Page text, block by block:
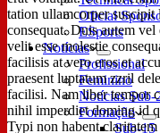
Oficial
ESports
Notícias
Profissional
Feminino
Notícias Sub-
Formação
Sub-15
tation ullamcorper
consequat. Duis autem
velit esse molestie
facilisis at vero eros et
praesent luptatum zzril
facilisi. Nam liber tempor
nihil imperdiet doming id
Typi non habent